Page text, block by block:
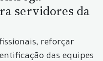
servidores da
reforçar
das equipes